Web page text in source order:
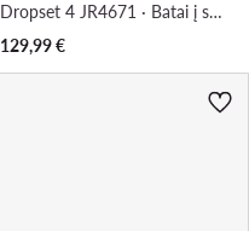
Dropset 4 JR4671 · Batai į sporto salę
129,99€